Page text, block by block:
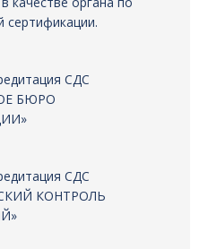
сертификации.
СДС
БЮРО
СДС
КОНТРОЛЬ